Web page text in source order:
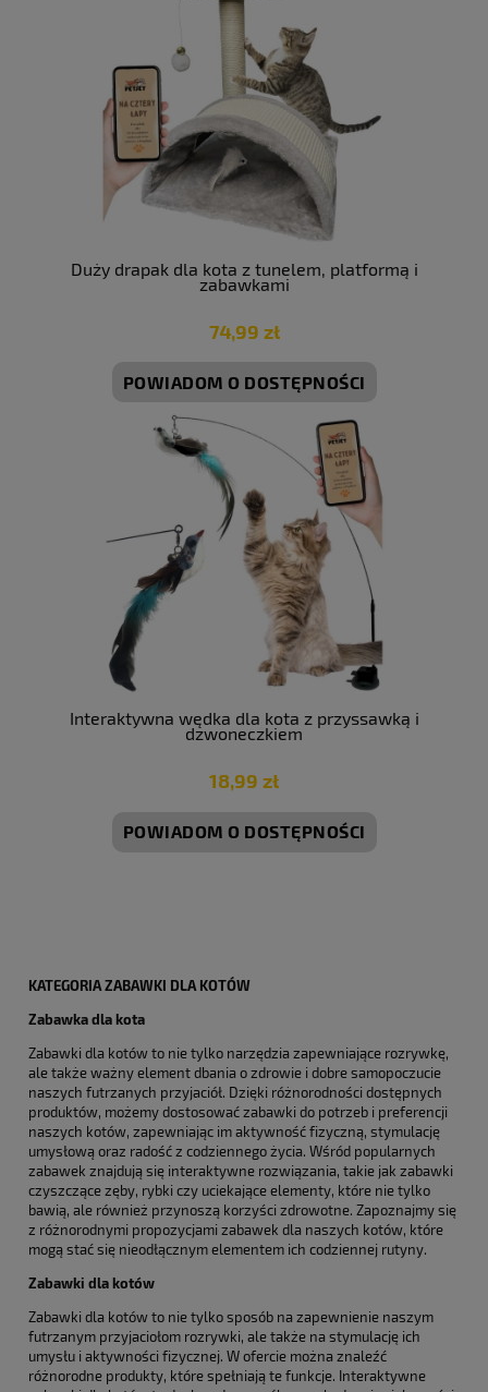
Duży drapak dla kota z tunelem, platformą i
zabawkami
74,99 zł
POWIADOM O DOSTĘPNOŚCI
Interaktywna wędka dla kota z przyssawką i
dzwoneczkiem
18,99 zł
POWIADOM O DOSTĘPNOŚCI
KATEGORIA ZABAWKI DLA KOTÓW
Zabawka dla kota
Zabawki dla kotów to nie tylko narzędzia zapewniające rozrywkę,
ale także ważny element dbania o zdrowie i dobre samopoczucie
naszych futrzanych przyjaciół. Dzięki różnorodności dostępnych
produktów, możemy dostosować zabawki do potrzeb i preferencji
naszych kotów, zapewniając im aktywność fizyczną, stymulację
umysłową oraz radość z codziennego życia. Wśród popularnych
zabawek znajdują się interaktywne rozwiązania, takie jak zabawki
czyszczące zęby, rybki czy uciekające elementy, które nie tylko
bawią, ale również przynoszą korzyści zdrowotne. Zapoznajmy się
z różnorodnymi propozycjami zabawek dla naszych kotów, które
mogą stać się nieodłącznym elementem ich codziennej rutyny.
Zabawki dla kotów
Zabawki dla kotów to nie tylko sposób na zapewnienie naszym
futrzanym przyjaciołom rozrywki, ale także na stymulację ich
umysłu i aktywności fizycznej. W ofercie można znaleźć
różnorodne produkty, które spełniają te funkcje. Interaktywne